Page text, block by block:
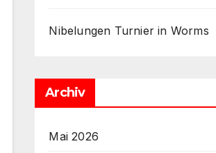
Nibelungen Turnier in Worms
Archiv
Mai 2026